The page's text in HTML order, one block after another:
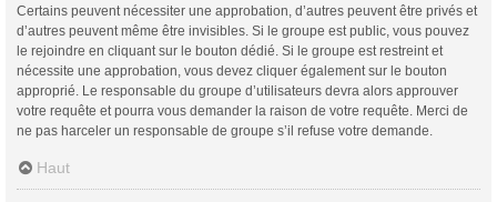
Certains peuvent nécessiter une approbation, d’autres peuvent être privés et
d’autres peuvent même être invisibles. Si le groupe est public, vous pouvez
le rejoindre en cliquant sur le bouton dédié. Si le groupe est restreint et
nécessite une approbation, vous devez cliquer également sur le bouton
approprié. Le responsable du groupe d’utilisateurs devra alors approuver
votre requête et pourra vous demander la raison de votre requête. Merci de
ne pas harceler un responsable de groupe s’il refuse votre demande.
Haut